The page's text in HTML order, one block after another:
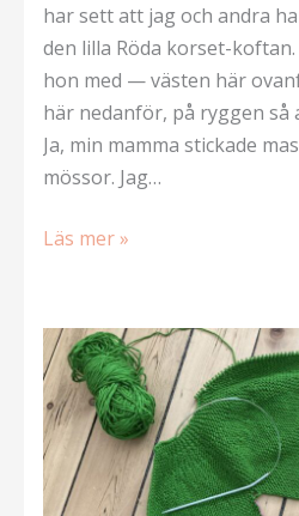
har sett att jag och andra
den lilla Röda korset-
hon med — västen här
här nedanför, på ryggen så
Ja, min mamma stickade
mössor. Jag…
Inspiration
Läs mer »